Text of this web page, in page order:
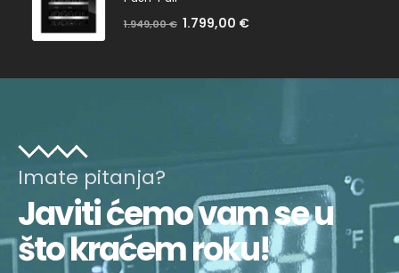
Bez
1.949,00€ Na
1.799,00 €
Imate pitanja?
Javiti ćemo vam se u
što kraćem roku!